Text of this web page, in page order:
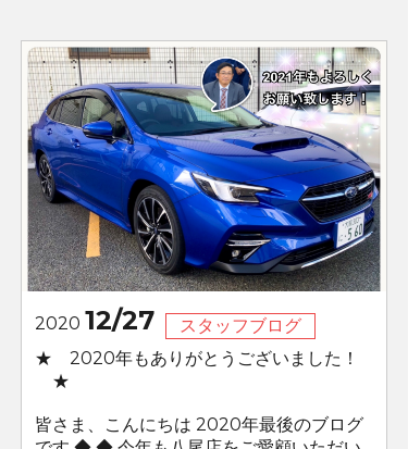
2020 12/27
スタッフブログ
★ 2020年もありがとうございました！
★
皆さま、こんにちは 2020年最後のブログ